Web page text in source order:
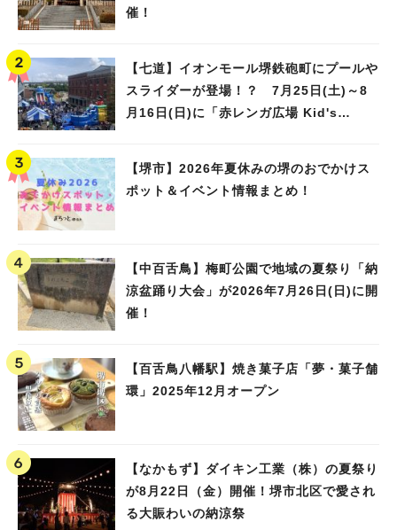
催！
【七道】イオンモール堺鉄砲町にプールや
スライダーが登場！？ 7月25日(土)～8
月16日(日)に「赤レンガ広場 Kid's
【堺市】2026年夏休みの堺のおでかけス
ポット＆イベント情報まとめ！
【中百舌鳥】梅町公園で地域の夏祭り「納
涼盆踊り大会」が2026年7月26日(日)に開
催！
【百舌鳥八幡駅】焼き菓子店「夢・菓子舗
環」2025年12月オープン
【なかもず】ダイキン工業（株）の夏祭り
が8月22日（金）開催！堺市北区で愛され
る大賑わいの納涼祭